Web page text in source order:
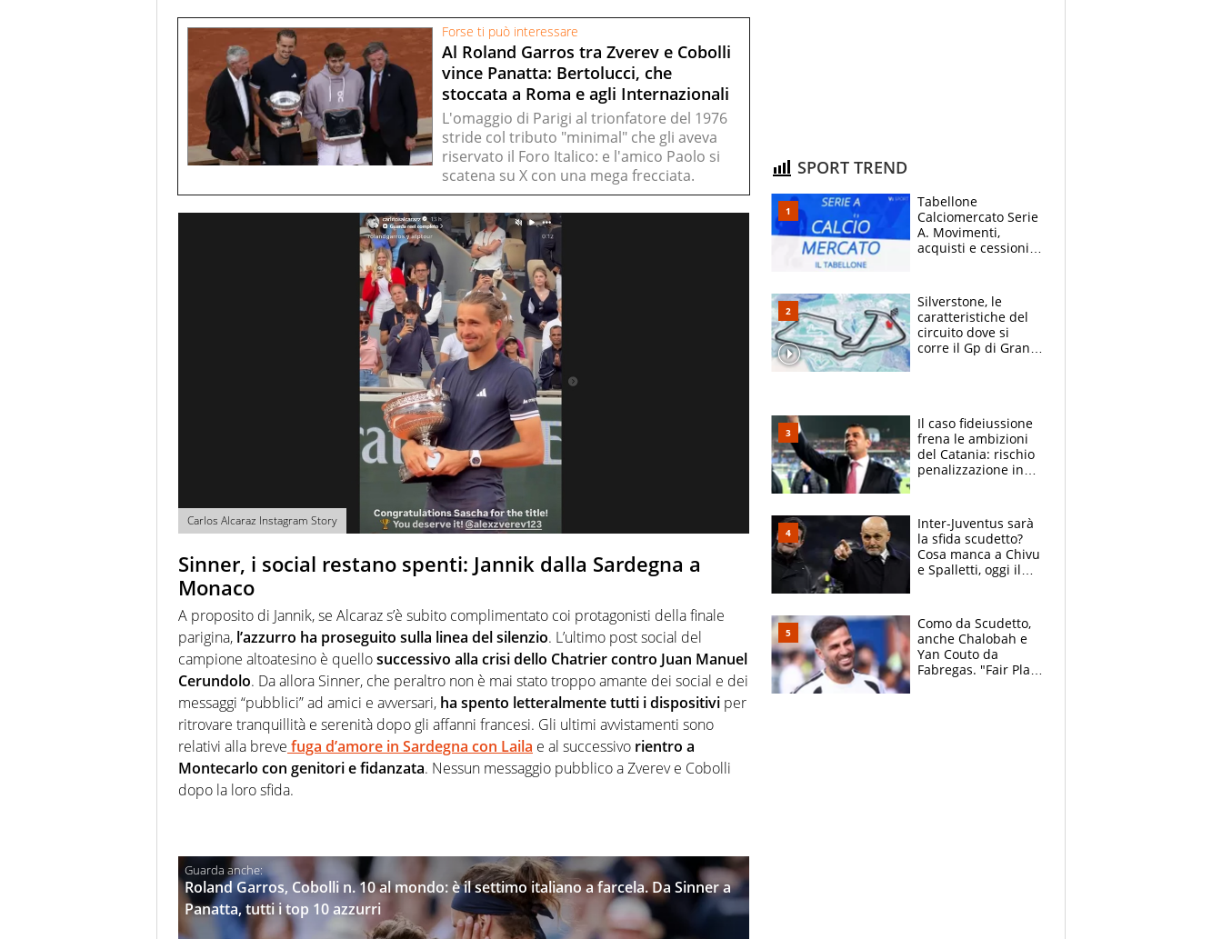
Forse ti può interessare
Al Roland Garros tra Zverev e Cobolli
vince Panatta: Bertolucci, che
stoccata a Roma e agli Internazionali
L'omaggio di Parigi al trionfatore del 1976
stride col tributo "minimal" che gli aveva
riservato il Foro Italico: e l'amico Paolo si
scatena su X con una mega frecciata.
Carlos Alcaraz Instagram Story
Sinner, i social restano spenti: Jannik dalla Sardegna a
Monaco
A proposito di Jannik, se Alcaraz s’è subito complimentato coi protagonisti della finale
parigina, l’azzurro ha proseguito sulla linea del silenzio. L’ultimo post social del
campione altoatesino è quellosuccessivo alla crisi dello Chatrier contro Juan Manuel
Cerundolo. Da allora Sinner, che peraltro non è mai stato troppo amante dei social e dei
messaggi “pubblici” ad amici e avversari, ha spento letteralmente tutti i dispositivi per
ritrovare tranquillità e serenità dopo gli affanni francesi. Gli ultimi avvistamenti sono
relativi alla breve fuga d’amore in Sardegna con Laila e al successivo rientro a
Montecarlo con genitori e fidanzata. Nessun messaggio pubblico a Zverev e Cobolli
dopo la loro sfida.
Roland Garros, Cobolli n. 10 al mondo: è il settimo italiano a farcela. Da Sinner a
Panatta, tutti i top 10 azzurri
SPORT TREND
Tabellone
Calciomercato Serie
A. Movimenti,
acquisti e cessioni:
Silverstone, le
caratteristiche del
circuito dove si
corre il Gp di Gran
Il caso fideiussione
frena le ambizioni
del Catania: rischio
penalizzazione in
Inter-Juventus sarà
la sfida scudetto?
Cosa manca a Chivu
e Spalletti, oggi il
Como da Scudetto,
anche Chalobah e
Yan Couto da
Fabregas. "Fair Play